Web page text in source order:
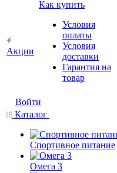
Акции
Как купить
Условия
оплаты
Условия
доставки
Гарантия на
товар
Войти
Каталог
Спортивное питание
Омега 3